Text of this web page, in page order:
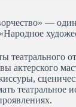
—
театрального
актерского
театральное